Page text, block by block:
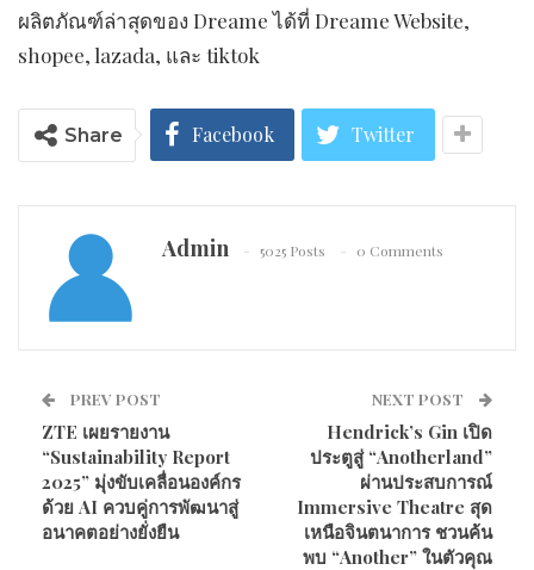
ผลิตภัณฑ์ล่าสุดของ Dreame ได้ที่ Dreame Website,
shopee, lazada, และ tiktok
Share Facebook Twitter
Admin 5025 Posts 0 Comments
PREV POST
ZTE เผยรายงาน
“Sustainability Report
2025” มุ่งขับเคลื่อนองค์กร
ด้วย AI ควบคู่การพัฒนาสู่
อนาคตอย่างยั่งยืน
NEXT POST
Hendrick’s Gin เปิด
ประตูสู่ “Anotherland”
ผ่านประสบการณ์
Immersive Theatre สุด
เหนือจินตนาการ ชวนค้น
พบ “Another” ในตัวคุณ